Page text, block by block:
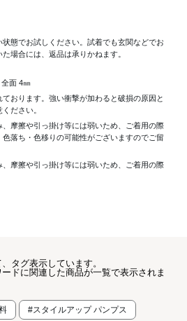
状態でお試しください。試着でも玄関などでお
場合には、返品は承りかねます。
全面 4㎜
ております。強い衝撃が加わると破損の原因と
ださい。
、摩擦や引っ掛け等には弱いため、ご着用の際
落ち・色移りの可能性がございますのでご留
、摩擦や引っ掛け等には弱いため、ご着用の際
タグ表示しています。
ドに関連した商品が一覧で表示されま
#スタイルアップ パンプス